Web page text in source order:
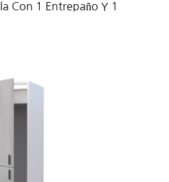
Con 1 Entrepaño Y 1